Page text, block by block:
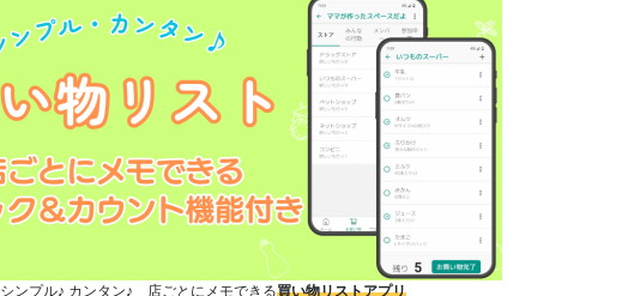
シンプル♪ カンタン♪ 店ごとにメモできる買い物リストアプリ